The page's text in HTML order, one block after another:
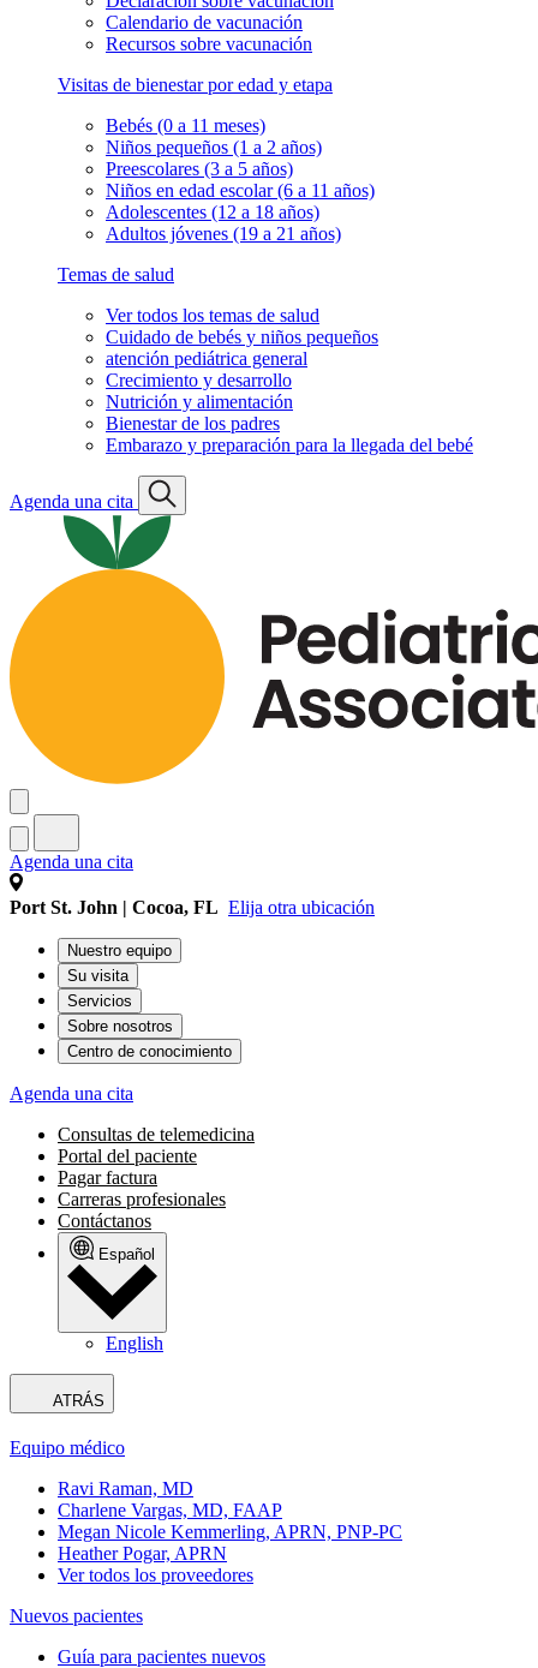
Calendario de vacunación
Recursos sobre vacunación
Visitas de bienestar por edad y etapa
Bebés (0 a 11 meses)
Niños pequeños (1 a 2 años)
Preescolares (3 a 5 años)
Niños en edad escolar (6 a 11 años)
Adolescentes (12 a 18 años)
Adultos jóvenes (19 a 21 años)
Temas de salud
Ver todos los temas de salud
Cuidado de bebés y niños pequeños
atención pediátrica general
Crecimiento y desarrollo
Nutrición y alimentación
Bienestar de los padres
Embarazo y preparación para la llegada del bebé
Agenda una cita
Agenda una cita
Port St. John | Cocoa, FL Elija otra ubicación
Nuestro equipo
Su visita
Servicios
Sobre nosotros
Centro de conocimiento
Agenda una cita
Consultas de telemedicina
Portal del paciente
Pagar factura
Carreras profesionales
Contáctanos
Español
English
ATRÁS
Equipo médico
Ravi Raman, MD
Charlene Vargas, MD, FAAP
Megan Nicole Kemmerling, APRN, PNP-PC
Heather Pogar, APRN
Ver todos los proveedores
Nuevos pacientes
Guía para pacientes nuevos